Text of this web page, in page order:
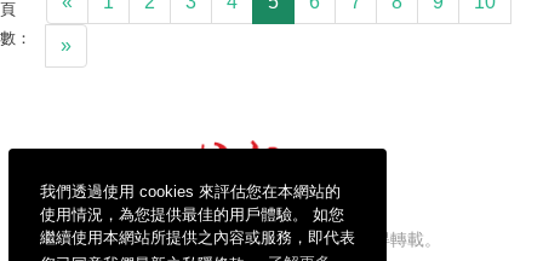
我們透過使用 cookies 來評估您在本網站的
使用情況，為您提供最佳的用戶體驗。 如您
繼續使用本網站所提供之內容或服務，即代表
頁
數：
»
信報財經新聞有限公司版權所有，不得轉載。